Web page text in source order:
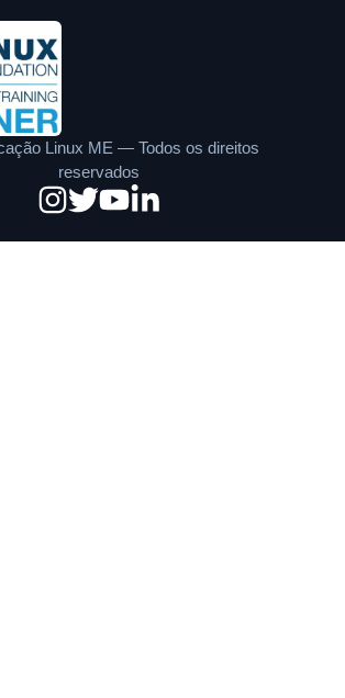
Linux ME — Todos os direitos
reservados